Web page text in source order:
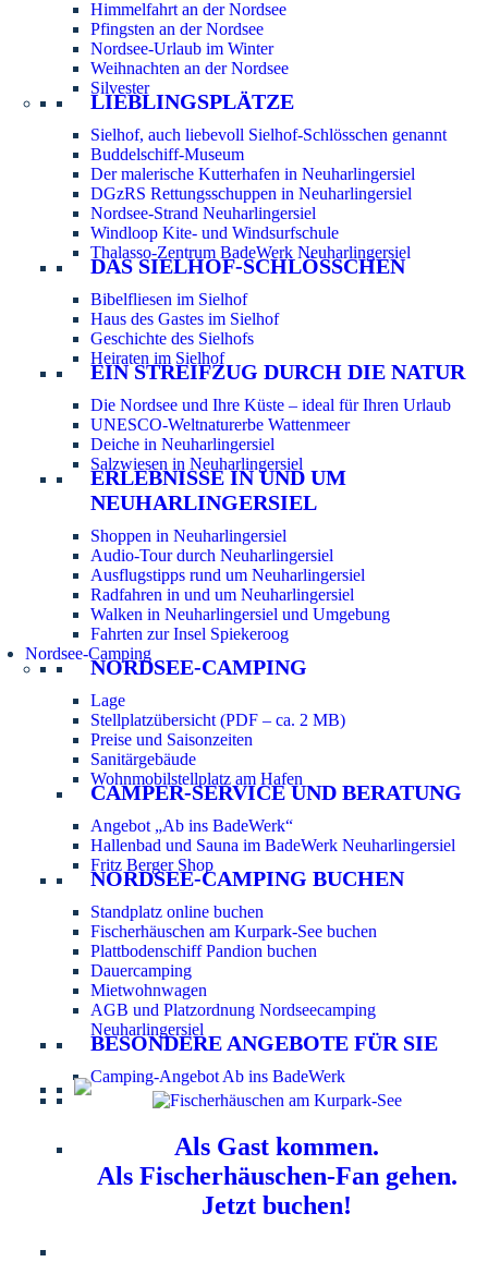
Himmelfahrt an der Nordsee
Pfingsten an der Nordsee
Nordsee-Urlaub im Winter
Weihnachten an der Nordsee
Silvester
LIEBLINGSPLÄTZE
Sielhof, auch liebevoll Sielhof-Schlösschen genannt
Buddelschiff-Museum
Der malerische Kutterhafen in Neuharlingersiel
DGzRS Rettungsschuppen in Neuharlingersiel
Nordsee-Strand Neuharlingersiel
Windloop Kite- und Windsurfschule
Thalasso-Zentrum BadeWerk Neuharlingersiel
DAS SIELHOF-SCHLÖSSCHEN
Bibelfliesen im Sielhof
Haus des Gastes im Sielhof
Geschichte des Sielhofs
Heiraten im Sielhof
EIN STREIFZUG DURCH DIE NATUR
Die Nordsee und Ihre Küste – ideal für Ihren Urlaub
UNESCO-Weltnaturerbe Wattenmeer
Deiche in Neuharlingersiel
Salzwiesen in Neuharlingersiel
ERLEBNISSE IN UND UM
NEUHARLINGERSIEL
Shoppen in Neuharlingersiel
Audio-Tour durch Neuharlingersiel
Ausflugstipps rund um Neuharlingersiel
Radfahren in und um Neuharlingersiel
Walken in Neuharlingersiel und Umgebung
Fahrten zur Insel Spiekeroog
Nordsee-Camping
NORDSEE-CAMPING
Lage
Stellplatzübersicht (PDF – ca. 2 MB)
Preise und Saisonzeiten
Sanitärgebäude
Wohnmobilstellplatz am Hafen
CAMPER-SERVICE UND BERATUNG
Angebot „Ab ins BadeWerk“
Hallenbad und Sauna im BadeWerk Neuharlingersiel
Fritz Berger Shop
NORDSEE-CAMPING BUCHEN
Standplatz online buchen
Fischerhäuschen am Kurpark-See buchen
Plattbodenschiff Pandion buchen
Dauercamping
Mietwohnwagen
AGB und Platzordnung Nordseecamping
Neuharlingersiel
BESONDERE ANGEBOTE FÜR SIE
Camping-Angebot Ab ins BadeWerk
Als Gast kommen.
Als Fischerhäuschen-Fan gehen.
Jetzt buchen!